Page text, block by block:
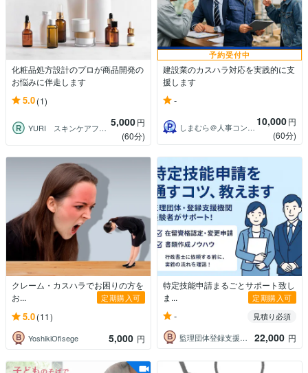
化粧品処方設計のプロが商品開発の
お悩みに伴走します
5.0(1)
YURI スキンケアフォーミュレーター 5,000円
(60分)
予約受付中
建設業のカスハラ対応を実践的に支
援します
-
しまむら＠人事コンサルタント 10,000円
(60分)
クレーム・カスハラでお困りの方を
お...
定期購入可
5.0(11)
YoshikiOfisege 5,000 円
特定技能申請まるごとサポート致し
ま...
定期購入可
-
見積り必須
監理団体登録支援機関業務サポート
22,000 円